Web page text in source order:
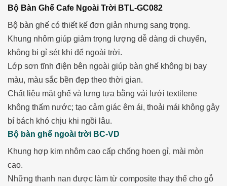
Bộ Bàn Ghế Cafe Ngoài Trời BTL-GC082
Bộ bàn ghế có thiết kế đơn giản nhưng sang trọng.
Khung nhôm giúp giảm trọng lượng dễ dàng di chuyển,
không bị gỉ sét khi để ngoài trời.
Lớp sơn tĩnh điện bên ngoài giúp bàn ghế không bị bay
màu, màu sắc bền đẹp theo thời gian.
Chất liệu mặt ghế và lưng tựa bằng vải lưới textilene
không thấm nước; tạo cảm giác êm ái, thoải mái không gây
bí bách khó chịu khi ngồi lâu.
Bộ bàn ghế ngoài trời BC-VD
Khung hợp kim nhôm cao cấp chống hoen gỉ, mài mòn
cao.
Những thanh nan được làm từ composite thay thế cho gỗ